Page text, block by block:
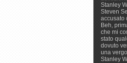
Stanley
Steven
accusato
Beh,
che mi
stato
dovuto
una
Stanley